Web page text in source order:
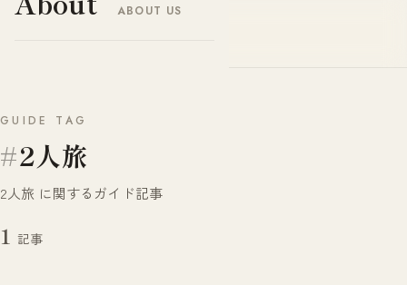
ABOUT US
GUIDE TAG
#2人旅
2人旅 に関するガイド記事
1 記事